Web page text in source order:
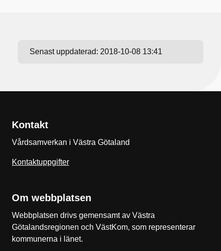
Senast uppdaterad: 2018-10-08 13:41
Kontakt
Vårdsamverkan i Västra Götaland
Kontaktuppgifter
Om webbplatsen
Webbplatsen drivs gemensamt av Västra
Götalandsregionen och VästKom, som representerar
kommunerna i länet.